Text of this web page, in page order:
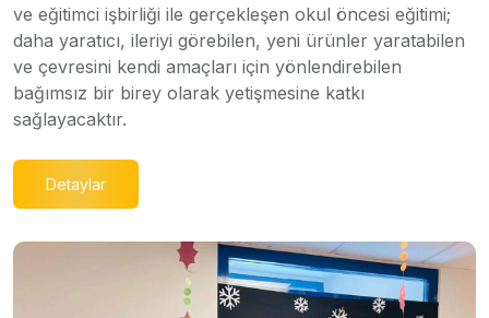
ve eğitimci işbirliği ile gerçekleşen okul öncesi eğitimi;
daha yaratıcı, ileriyi görebilen, yeni ürünler yaratabilen
ve çevresini kendi amaçları için yönlendirebilen
bağımsız bir birey olarak yetişmesine katkı
sağlayacaktır.
Detaylar